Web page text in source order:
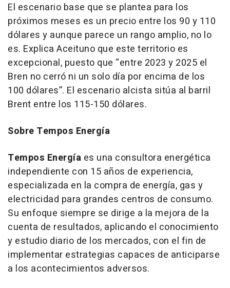
El escenario base que se plantea para los
próximos meses es un precio entre los 90 y 110
dólares y aunque parece un rango amplio, no lo
es. Explica Aceituno que este territorio es
excepcional, puesto que “entre 2023 y 2025 el
Bren no cerró ni un solo día por encima de los
100 dólares”. El escenario alcista sitúa al barril
Brent entre los 115-150 dólares.
Sobre Tempos Energía
Tempos Energía es una consultora energética
independiente con 15 años de experiencia,
especializada en la compra de energía, gas y
electricidad para grandes centros de consumo.
Su enfoque siempre se dirige a la mejora de la
cuenta de resultados, aplicando el conocimiento
y estudio diario de los mercados, con el fin de
implementar estrategias capaces de anticiparse
a los acontecimientos adversos.